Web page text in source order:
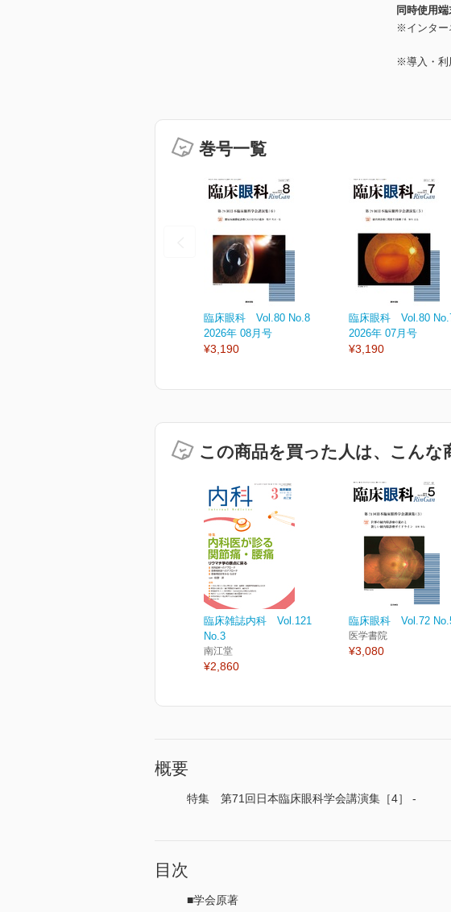
同時使用
※インター
※導入・利
巻号一覧
臨床眼科 Vol.80 No.8
2026年 08月号
¥3,190
臨床眼科 Vol.80
2026年 07月号
¥3,190
この商品を買った人は、こんな
臨床雑誌内科 Vol.121
No.3
南江堂
¥2,860
臨床眼科 Vol.72
医学書院
¥3,080
概要
特集 第71回日本臨床眼科学会講演集［4］ -
目次
■学会原著